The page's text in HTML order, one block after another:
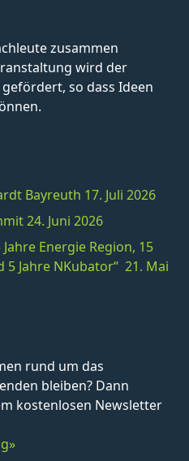
zusammen
wird der
so dass Ideen
Bayreuth 17. Juli 2026
24. Juni 2026
Energie Region, 15
5 Jahre NKubator“ 21. Mai
rund um das
bleiben? Dann
kostenlosen Newsletter